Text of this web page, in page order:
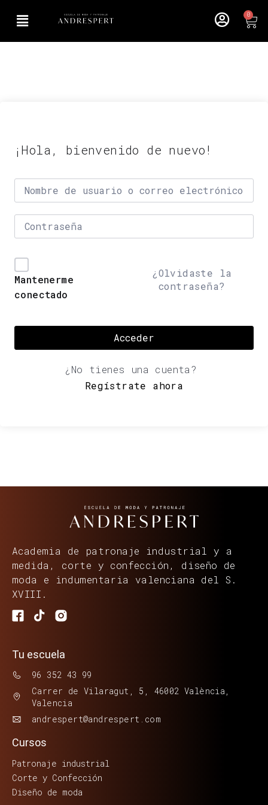
0
¡Hola, bienvenido de nuevo!
Mantenerme
conectado
¿Olvidaste la
contraseña?
Acceder
¿No tienes una cuenta?
Regístrate ahora
Academia de patronaje industrial y a
medida, corte y confección, diseño de
moda e indumentaria valenciana del S.
XVIII.
Tu escuela
96 352 43 99
Carrer de Vilaragut, 5, 46002 València,
Valencia
andrespert@andrespert.com
Cursos
Patronaje industrial
Corte y Confección
Diseño de moda